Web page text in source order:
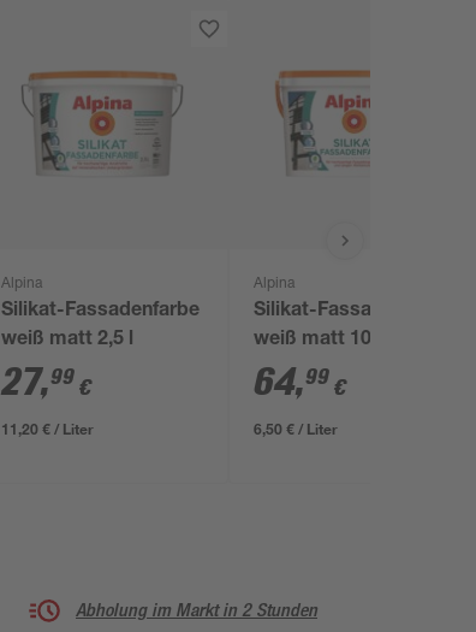
Alpina
Silikat-Fassadenfarbe
weiß matt 2,5 l
27,99 €
11,20 € / Liter
Alpina
Silikat-Fassadenfarbe
weiß matt 10 l
64,99 €
6,50 € / Liter
Abholung im Markt in 2 Stunden